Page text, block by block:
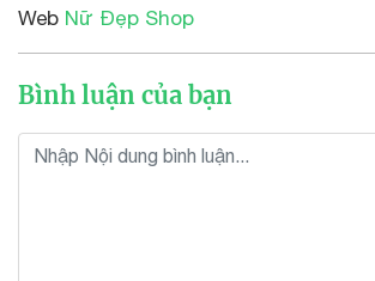
Web Nữ Đẹp Shop
Bình luận của bạn